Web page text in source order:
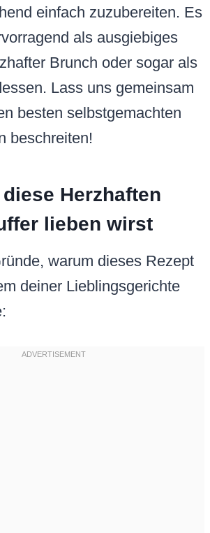
einfach zuzubereiten. Es
als ausgiebiges
Brunch oder sogar als
Lass uns gemeinsam
besten selbstgemachten
beschreiten!
Herzhaften
lieben wirst
warum dieses Rezept
deiner Lieblingsgerichte